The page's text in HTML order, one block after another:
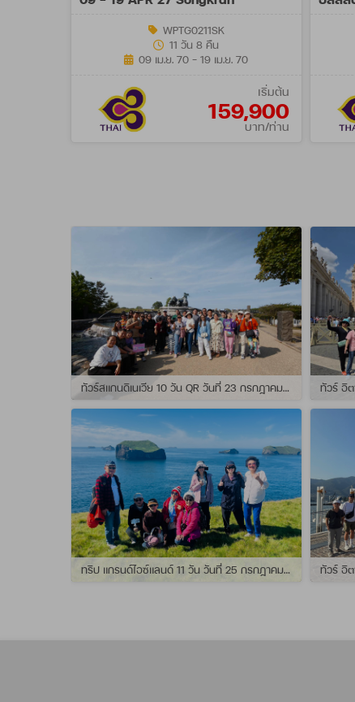
WPTG0211SK
11 วัน 8 คืน
09 เม.ย. 70 - 19 เม.ย. 70
เริ่มต้น
159,900
บาท/ท่าน
ทัวร์สแกนดิเนเวีย 10 วัน QR วันที่ 23 กรกฏาคม - 01 สิงหาคม 2569 เดินทางกับไกด์พี่จุ้ย และ พี่กั้ง
ทริป แกรนด์ไอซ์แลนด์ 11 วัน วันที่ 25 กรกฏาคม - 04 สิงหาคม 2569 เดินทางกับไกด์พี่เปิ้ล